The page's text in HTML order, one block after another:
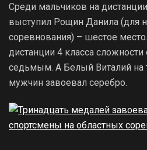
Среди мальчиков на
выступил Рощин Данила (для
соревнования) – шестое
дистанции 4 класса
седьмым. А Белый Виталий на
мужчин завоевал серебро.